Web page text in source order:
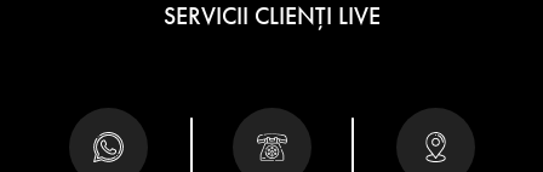
SERVICII CLIENȚI LIVE